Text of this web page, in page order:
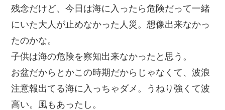
残念だけど、今日は海に入ったら危険だって一緒
にいた大人が止めなかった人災。想像出来なかっ
たのかな。
子供は海の危険を察知出来なかったと思う。
お盆だからとかこの時期だからじゃなくて、波浪
注意報出てる海に入っちゃダメ。うねり強くて波
高い。風もあったし。